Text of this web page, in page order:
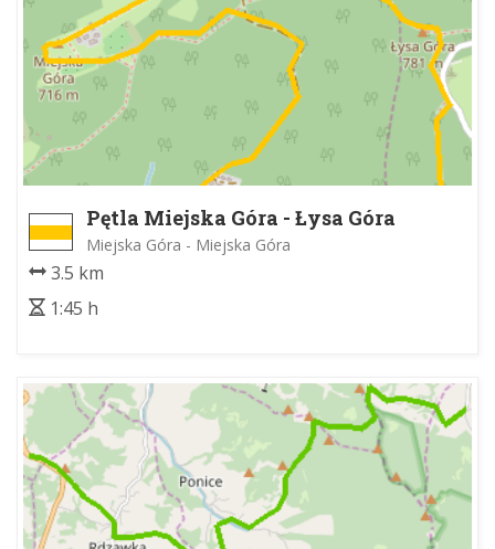
Pętla Miejska Góra - Łysa Góra
Miejska Góra - Miejska Góra
3.5 km
1:45 h